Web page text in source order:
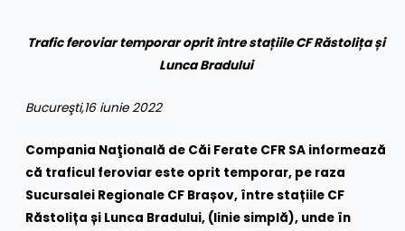
Trafic feroviar temporar oprit între stațiile CF Răstolița și
Lunca Bradului
Bucureşti,16 iunie 2022
Compania Naţională de Căi Ferate CFR SA informează
că traficul feroviar este oprit temporar, pe raza
Sucursalei Regionale CF Brașov, între stațiile CF
Răstolița și Lunca Bradului, (linie simplă), unde în